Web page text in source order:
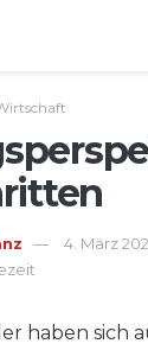
4. März
haben sich